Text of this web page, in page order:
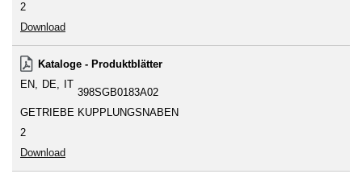
2
Download
Kataloge - Produktblätter
EN
DE IT
398SGB0183A02
GETRIEBE KUPPLUNGSNABEN
2
Download